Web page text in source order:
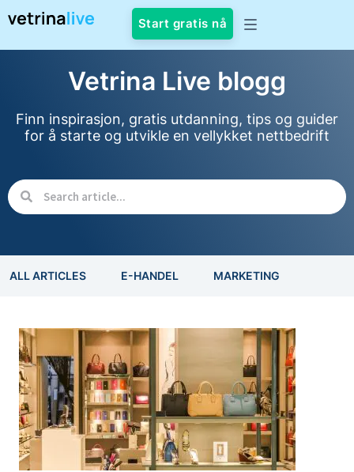
Start gratis nå
Vetrina Live blogg
Finn inspirasjon, gratis utdanning, tips og guider
for å starte og utvikle en vellykket nettbedrift
ALL ARTICLES E-HANDEL MARKETING